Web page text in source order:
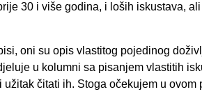
30 i više godina, i loših iskustava,
oni su opis vlastitog pojedinog
u kolumni sa pisanjem vlastitih
čitati ih. Stoga očekujem u